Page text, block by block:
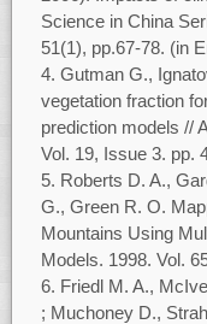
Science in China
51(1), pp.67-78. (in
Gutman G.,
vegetation fraction
prediction models //
Vol. 19, Issue 3. pр.
Roberts D. A.,
G., Green R. O.
Mountains Using
Models. 1998. Vol.
Friedl M. A.,
; Muchoney D.,